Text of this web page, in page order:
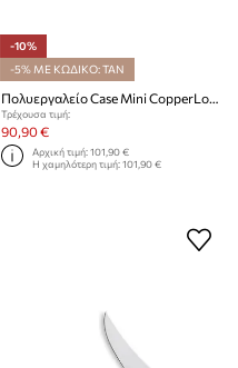
-10%
-5% ΜΕ ΚΩΔΙΚΟ: TAN
Πολυεργαλείο Case Mini CopperLock® 9,2 cm
Τρέχουσα τιμή:
90,90 €
Αρχική τιμή:101,90 €
Η χαμηλότερη τιμή:101,90 €